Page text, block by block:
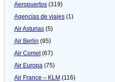
Aeropuertos (319)
Agencias de viajes (1)
Air Asturias (5)
Air Berlin (95)
Air Comet(67)
Air Europa (75)
Air France – KLM (116)